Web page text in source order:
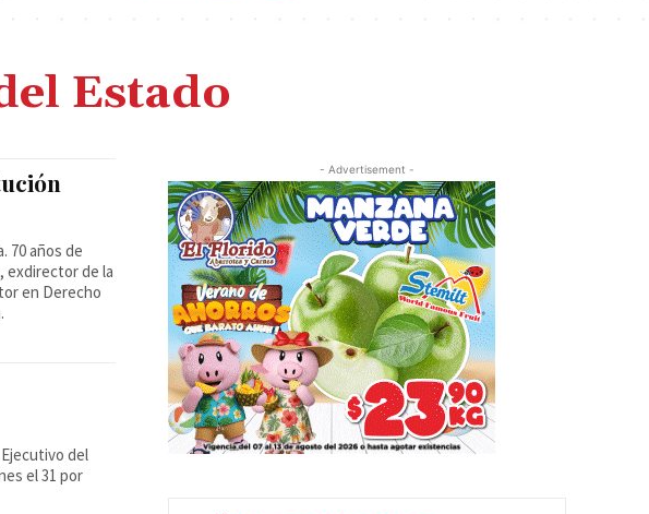
Estado
70 años de
exdirector de la
en Derecho
del
el 31 por
- Advertisement -